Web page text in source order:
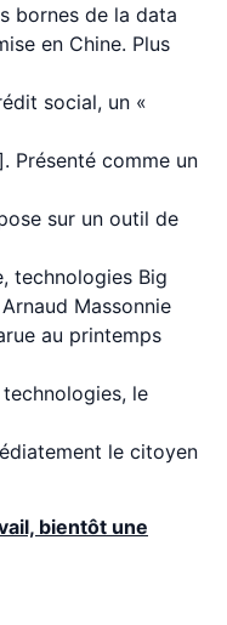
bornes de la data
en Chine. Plus
social, un «
Présenté comme un
sur un outil de
technologies Big
Massonnie
au printemps
le
le citoyen
bientôt une